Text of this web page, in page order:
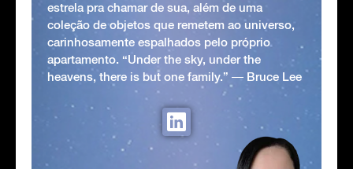
estrela pra chamar de sua, além de uma
coleção de objetos que remetem ao universo,
carinhosamente espalhados pelo próprio
apartamento. “Under the sky, under the
heavens, there is but one family.” ― Bruce Lee